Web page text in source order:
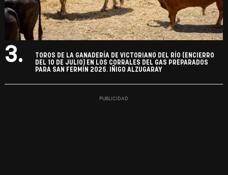
3.
TOROS DE LA GANADERÍA DE VICTORIANO DEL RÍO (ENCIERRO
DEL 10 DE JULIO) EN LOS CORRALES DEL GAS PREPARADOS
PARA SAN FERMÍN 2025. IÑIGO ALZUGARAY